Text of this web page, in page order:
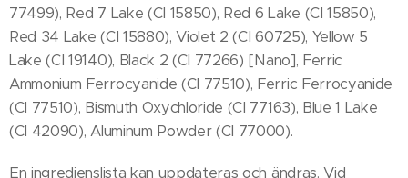
77499), Red 7 Lake (CI 15850), Red 6 Lake (CI 15850),
Red 34 Lake (CI 15880), Violet 2 (CI 60725), Yellow 5
Lake (CI 19140), Black 2 (CI 77266) [Nano], Ferric
Ammonium Ferrocyanide (CI 77510), Ferric Ferrocyanide
(CI 77510), Bismuth Oxychloride (CI 77163), Blue 1 Lake
(CI 42090), Aluminum Powder (CI 77000).
En ingredienslista kan uppdateras och ändras. Vid